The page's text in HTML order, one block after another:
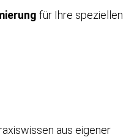
für Ihre speziellen
aus eigener